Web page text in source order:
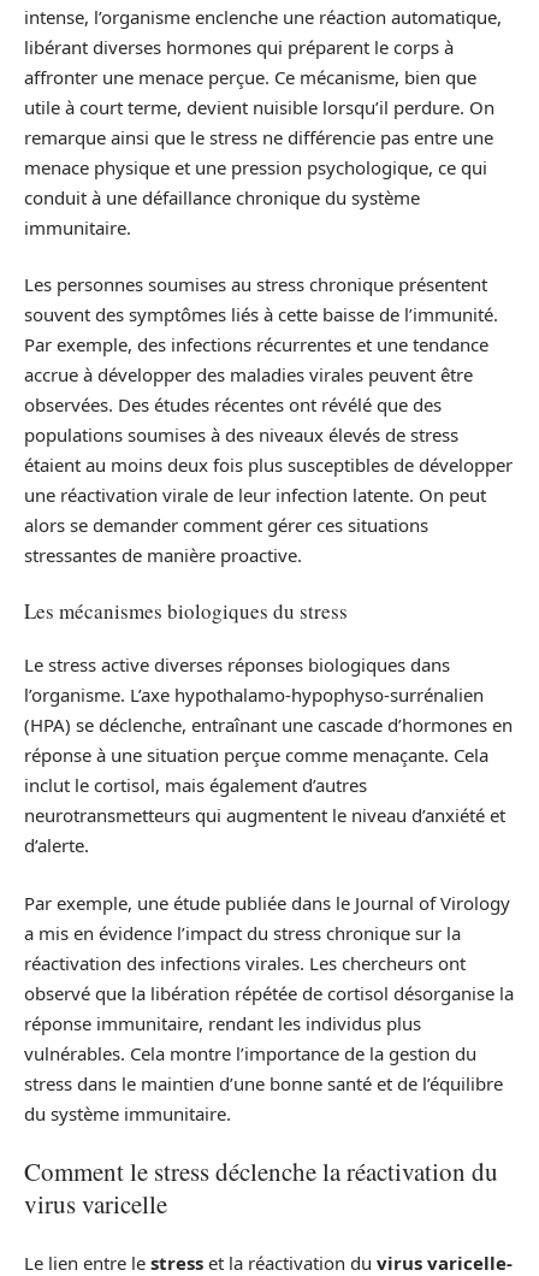
intense, l’organisme enclenche une réaction automatique,
libérant diverses hormones qui préparent le corps à
affronter une menace perçue. Ce mécanisme, bien que
utile à court terme, devient nuisible lorsqu’il perdure. On
remarque ainsi que le stress ne différencie pas entre une
menace physique et une pression psychologique, ce qui
conduit à une défaillance chronique du système
immunitaire.
Les personnes soumises au stress chronique présentent
souvent des symptômes liés à cette baisse de l’immunité.
Par exemple, des infections récurrentes et une tendance
accrue à développer des maladies virales peuvent être
observées. Des études récentes ont révélé que des
populations soumises à des niveaux élevés de stress
étaient au moins deux fois plus susceptibles de développer
une réactivation virale de leur infection latente. On peut
alors se demander comment gérer ces situations
stressantes de manière proactive.
Les mécanismes biologiques du stress
Le stress active diverses réponses biologiques dans
l’organisme. L’axe hypothalamo-hypophyso-surrénalien
(HPA) se déclenche, entraînant une cascade d’hormones en
réponse à une situation perçue comme menaçante. Cela
inclut le cortisol, mais également d’autres
neurotransmetteurs qui augmentent le niveau d’anxiété et
d’alerte.
Par exemple, une étude publiée dans le Journal of Virology
a mis en évidence l’impact du stress chronique sur la
réactivation des infections virales. Les chercheurs ont
observé que la libération répétée de cortisol désorganise la
réponse immunitaire, rendant les individus plus
vulnérables. Cela montre l’importance de la gestion du
stress dans le maintien d’une bonne santé et de l’équilibre
du système immunitaire.
Comment le stress déclenche la réactivation du
virus varicelle
Le lien entre le stress et la réactivation du virus varicelle-